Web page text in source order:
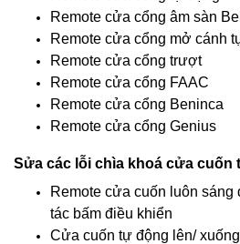
Remote cửa cổng âm sàn
Remote cửa cổng mở cánh
Remote cửa cổng trượt
Remote cửa cổng FAAC
Remote cửa cổng Beninca
Remote cửa cổng Genius
Sửa các lỗi chìa khoá cửa cuốn
Remote cửa cuốn luôn sáng
tác bấm điều khiển
Cửa cuốn tự động lên/